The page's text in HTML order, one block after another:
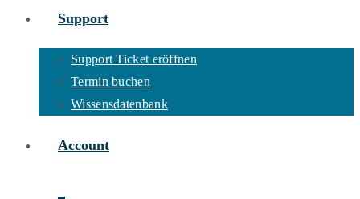
Support
Support Ticket eröffnen
Termin buchen
Wissensdatenbank
Account